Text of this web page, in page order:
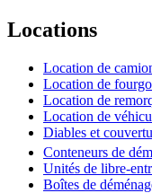
Locations
Location de
Location de
Location de
Location de
Diables et
Conteneurs de
Unités de libre-
Boîtes de